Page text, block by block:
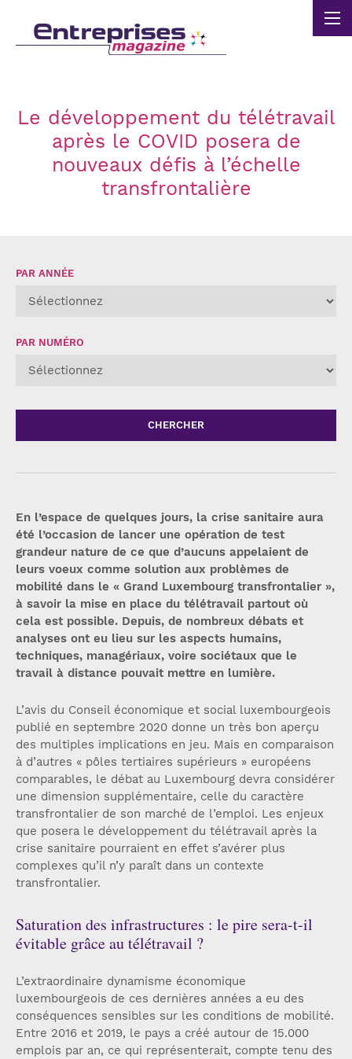
Le développement du télétravail
après le COVID posera de
nouveaux défis à l’échelle
transfrontalière
En l’espace de quelques jours, la crise sanitaire aura
été l’occasion de lancer une opération de test
grandeur nature de ce que d’aucuns appelaient de
leurs voeux comme solution aux problèmes de
mobilité dans le « Grand Luxembourg transfrontalier »,
à savoir la mise en place du télétravail partout où
cela est possible. Depuis, de nombreux débats et
analyses ont eu lieu sur les aspects humains,
techniques, managériaux, voire sociétaux que le
travail à distance pouvait mettre en lumière.
L’avis du Conseil économique et social luxembourgeois
publié en septembre 2020 donne un très bon aperçu
des multiples implications en jeu. Mais en comparaison
à d’autres « pôles tertiaires supérieurs » européens
comparables, le débat au Luxembourg devra considérer
une dimension supplémentaire, celle du caractère
transfrontalier de son marché de l’emploi. Les enjeux
que posera le développement du télétravail après la
crise sanitaire pourraient en effet s’avérer plus
complexes qu’il n’y paraît dans un contexte
transfrontalier.
Saturation des infrastructures : le pire sera-t-il
évitable grâce au télétravail ?
L’extraordinaire dynamisme économique
luxembourgeois de ces dernières années a eu des
conséquences sensibles sur les conditions de mobilité.
Entre 2016 et 2019, le pays a créé autour de 15.000
emplois par an, ce qui représenterait, compte tenu des
PAR ANNÉE
PAR NUMÉRO
CHERCHER